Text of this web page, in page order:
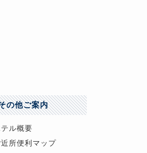
の他ご案内
ル概要
所便利マップ